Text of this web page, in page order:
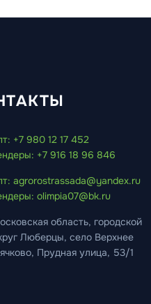
+7 980 12 17 452
+7 916 18 96 846
agrorostrassada@yandex.ru
olimpia07@bk.ru
область, городской
Люберцы, село Верхнее
Прудная улица, 53/1